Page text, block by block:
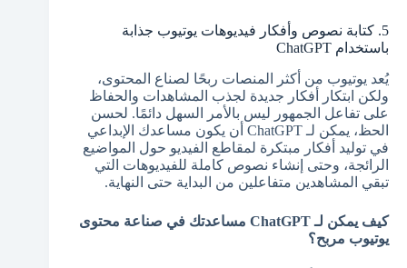
5. كتابة نصوص وأفكار فيديوهات يوتيوب جذابة
باستخدام ChatGPT
يُعد يوتيوب من أكثر المنصات ربحًا لصناع المحتوى،
ولكن ابتكار أفكار جديدة لجذب المشاهدات والحفاظ
على تفاعل الجمهور ليس بالأمر السهل دائمًا. لحسن
الحظ، يمكن لـ ChatGPT أن يكون مساعدك الإبداعي
في توليد أفكار مبتكرة لمقاطع الفيديو حول المواضيع
الرائجة، وحتى إنشاء نصوص كاملة للفيديوهات التي
تبقي المشاهدين متفاعلين من البداية حتى النهاية.
كيف يمكن لـ ChatGPT مساعدتك في صناعة محتوى
يوتيوب مربح؟